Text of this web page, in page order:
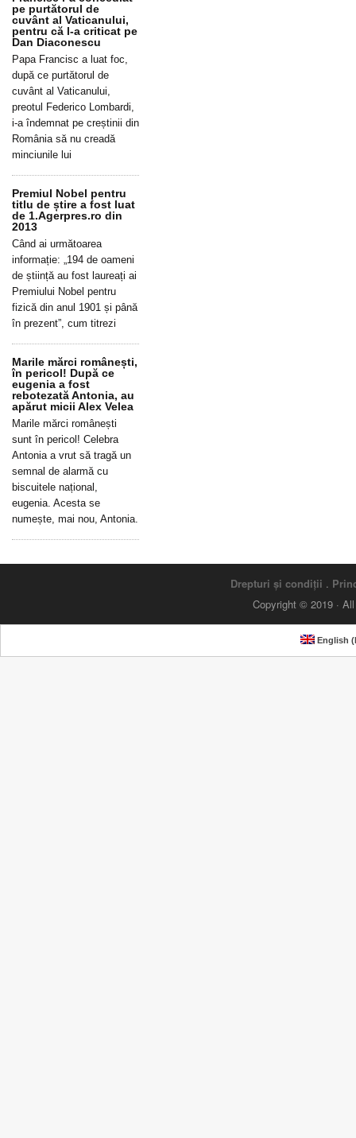
pe purtătorul de
cuvânt al Vaticanului,
pentru că l-a criticat pe
Dan Diaconescu
Papa Francisc a luat foc,
după ce purtătorul de
cuvânt al Vaticanului,
preotul Federico Lombardi,
i-a îndemnat pe creștinii din
România să nu creadă
minciunile lui
Premiul Nobel pentru
titlu de știre a fost luat
de 1.Agerpres.ro din
2013
Când ai următoarea
informație: „194 de oameni
de știință au fost laureați ai
Premiului Nobel pentru
fizică din anul 1901 și până
în prezent”, cum titrezi
Marile mărci românești,
în pericol! După ce
eugenia a fost
rebotezată Antonia, au
apărut micii Alex Velea
Marile mărci românești
sunt în pericol! Celebra
Antonia a vrut să tragă un
semnal de alarmă cu
biscuitele național,
eugenia. Acesta se
numește, mai nou, Antonia.
Drepturi și condiții .
Copyright © 2019 ·
English (